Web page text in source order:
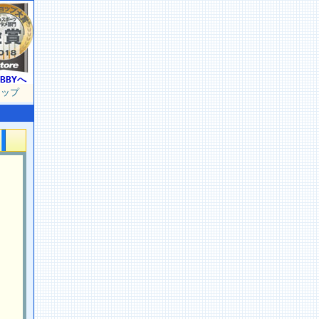
へ
プ